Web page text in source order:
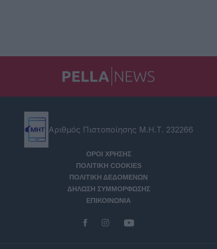
Αριθμός Πιστοποίησης Μ.Η.Τ. 232266
ΟΡΟΙ ΧΡΗΣΗΣ
ΠΟΛΙΤΙΚΗ COOKIES
ΠΟΛΙΤΙΚΗ ΔΕΔΟΜΕΝΩΝ
ΔΗΛΩΣΗ ΣΥΜΜΟΡΦΩΣΗΣ
ΕΠΙΚΟΙΝΩΝΙΑ